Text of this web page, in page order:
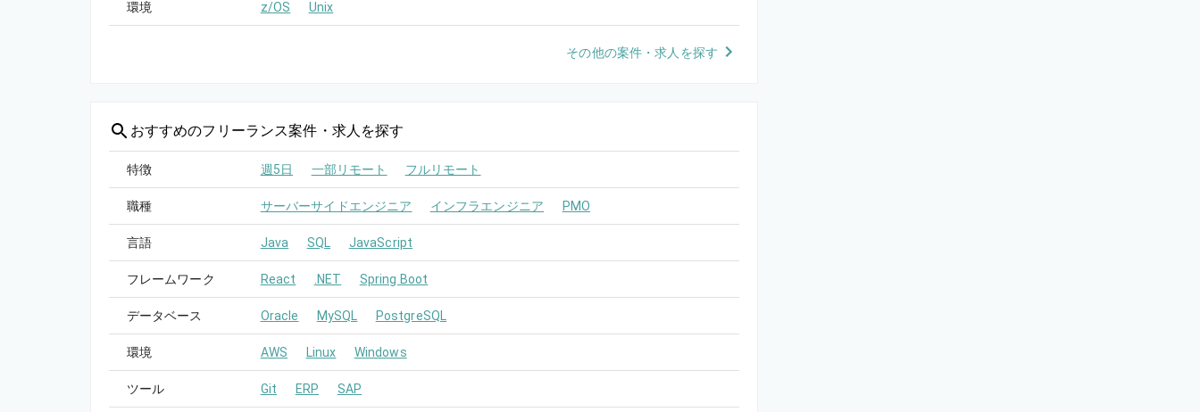
環境 z/OS Unix
その他の案件・求人を探す
おすすめのフリーランス案件・求人を探す
特徴 週5日 一部リモート フルリモート
職種 サーバーサイドエンジニア インフラエンジニア PMO
言語 Java SQL JavaScript
フレームワーク React .NET Spring Boot
データベース Oracle MySQL PostgreSQL
環境 AWS Linux Windows
ツール Git ERP SAP